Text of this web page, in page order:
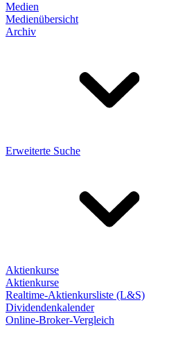
Medien
Medienübersicht
Archiv
Erweiterte Suche
Aktienkurse
Aktienkurse
Realtime-Aktienkursliste (L&S)
Dividendenkalender
Online-Broker-Vergleich